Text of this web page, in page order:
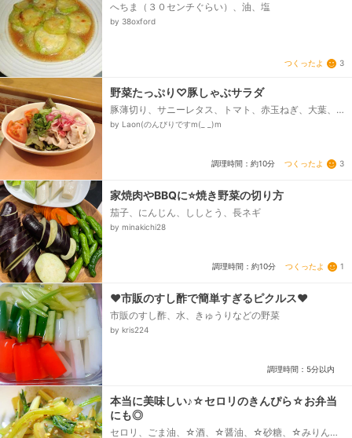
へちま（３０センチぐらい）、油、塩
by 38oxford
つくったよ 3
野菜たっぷり♡豚しゃぶサラダ
豚薄切り、サニーレタス、トマト、赤玉ねぎ、大葉、
ポン酢
by Laon(のんびりですm(_ _)m
調理時間：約10分 つくったよ 3
家焼肉やBBQに⭐焼き野菜の切り方
茄子、にんじん、ししとう、長ネギ
by minakichi28
調理時間：約10分 つくったよ 1
❤市販のすし酢で簡単すぎるピクルス❤
市販のすし酢、水、きゅうりなどの野菜
by kris224
調理時間：5分以内
本当に美味しい♪☆セロリのきんぴら☆お弁当
にも◎
セロリ、ごま油、☆酒、☆醤油、☆砂糖、☆みりん、